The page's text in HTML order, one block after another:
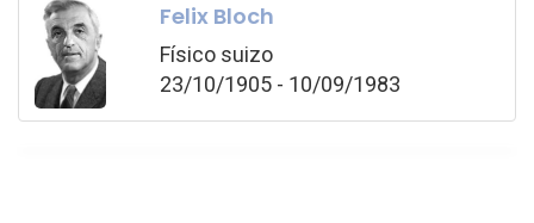
Felix Bloch
Físico suizo
23/10/1905 - 10/09/1983